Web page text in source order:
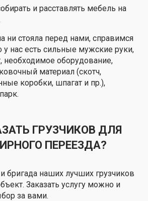
и расставлять мебель на
ни стояла перед нами, справимся
у нас есть сильные мужские руки,
необходимое оборудование,
материал (скотч,
коробки, шпагат и пр.),
ГРУЗЧИКОВ ДЛЯ
ПЕРЕЕЗДА?
бригада наших лучших грузчиков
Заказать услугу можно и
за вами.